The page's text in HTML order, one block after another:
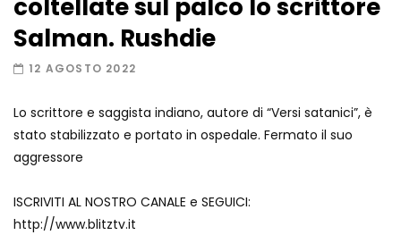
Amiocuggino fa saltare in aria il drone
Record di baci in 30 secondi
Due navi USA si scontrano in mare
coltellate sul palco lo scrittore
Salman. Rushdie
12 AGOSTO 2022
Lo scrittore e saggista indiano, autore di “Versi satanici”, è
stato stabilizzato e portato in ospedale. Fermato il suo
aggressore
ISCRIVITI AL NOSTRO CANALE e SEGUICI:
http://www.blitztv.it